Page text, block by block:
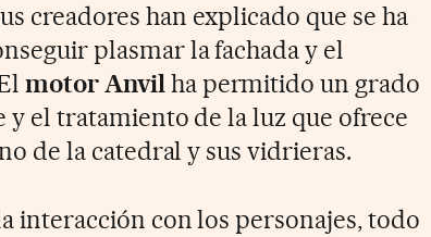
creadores han explicado que se ha
plasmar la fachada y el
motor Anvilha permitido un grado
el tratamiento de la luz que ofrece
de la catedral y sus vidrieras.
interacción con los personajes, todo